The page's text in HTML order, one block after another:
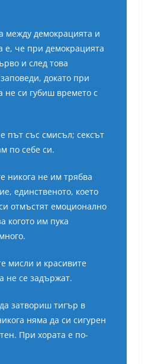
между демокрацията и
е, че при демокрацията
и след това
докато при
не си губиш времето с
път със смисъл; сексът
по себе си.
никога не им трябва
единственото, което
отмъстят емоционално
когото им пука
мисли и красивите
не се задържат.
затвориш тигър в
няма да си сигурен
При хората е по-